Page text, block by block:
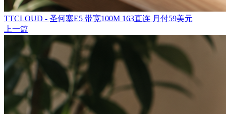
TTCLOUD - 圣何塞E5 带宽100M 163直连 月付59美元
上一篇